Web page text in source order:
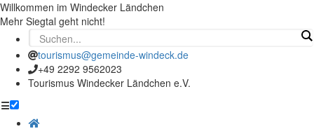
Willkommen im Windecker Ländchen
Mehr Siegtal geht nicht!
tourismus@gemeinde-windeck.de
+49 2292 9562023
Tourismus Windecker Ländchen e.V.
☰